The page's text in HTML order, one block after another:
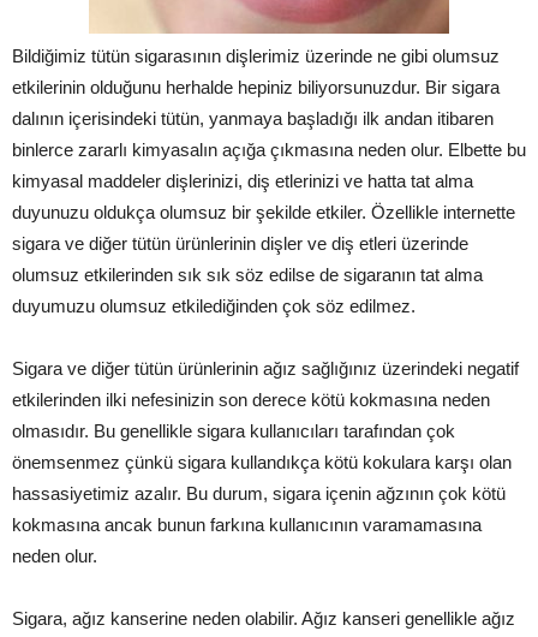
Bildiğimiz tütün sigarasının dişlerimiz üzerinde ne gibi olumsuz
etkilerinin olduğunu herhalde hepiniz biliyorsunuzdur. Bir sigara
dalının içerisindeki tütün, yanmaya başladığı ilk andan itibaren
binlerce zararlı kimyasalın açığa çıkmasına neden olur. Elbette bu
kimyasal maddeler dişlerinizi, diş etlerinizi ve hatta tat alma
duyunuzu oldukça olumsuz bir şekilde etkiler. Özellikle internette
sigara ve diğer tütün ürünlerinin dişler ve diş etleri üzerinde
olumsuz etkilerinden sık sık söz edilse de sigaranın tat alma
duyumuzu olumsuz etkilediğinden çok söz edilmez.
Sigara ve diğer tütün ürünlerinin ağız sağlığınız üzerindeki negatif
etkilerinden ilki nefesinizin son derece kötü kokmasına neden
olmasıdır. Bu genellikle sigara kullanıcıları tarafından çok
önemsenmez çünkü sigara kullandıkça kötü kokulara karşı olan
hassasiyetimiz azalır. Bu durum, sigara içenin ağzının çok kötü
kokmasına ancak bunun farkına kullanıcının varamamasına
neden olur.
Sigara, ağız kanserine neden olabilir. Ağız kanseri genellikle ağız